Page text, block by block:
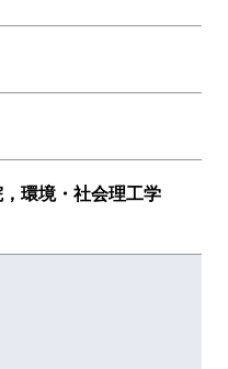
目
環境・社会理工学
学院，環境・社会